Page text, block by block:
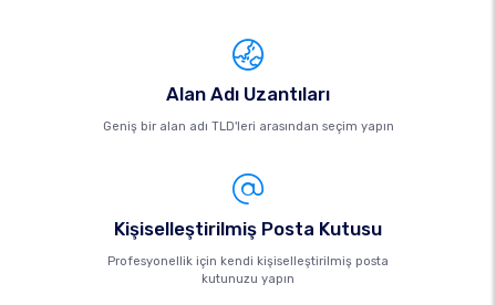
Alan Adı Uzantıları
Geniş bir alan adı TLD'leri arasından seçim yapın
Kişiselleştirilmiş Posta Kutusu
Profesyonellik için kendi kişiselleştirilmiş posta
kutunuzu yapın